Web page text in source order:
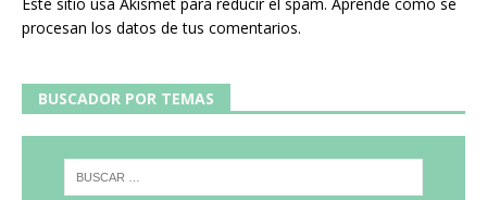
procesan los datos de tus comentarios.
BUSCADOR POR TEMAS